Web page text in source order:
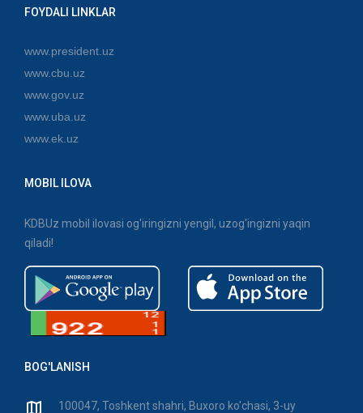
FOYDALI LINKLAR
www.president.uz
www.cbu.uz
www.gov.uz
www.uba.uz
www.ek.uz
MOBIL ILOVA
KDBUz mobil ilovasi og'iringizni yengil, uzog'ingizni yaqin
qiladi!
BOG'LANISH
100047, Toshkent shahri, Buxoro ko'chasi, 3-uy